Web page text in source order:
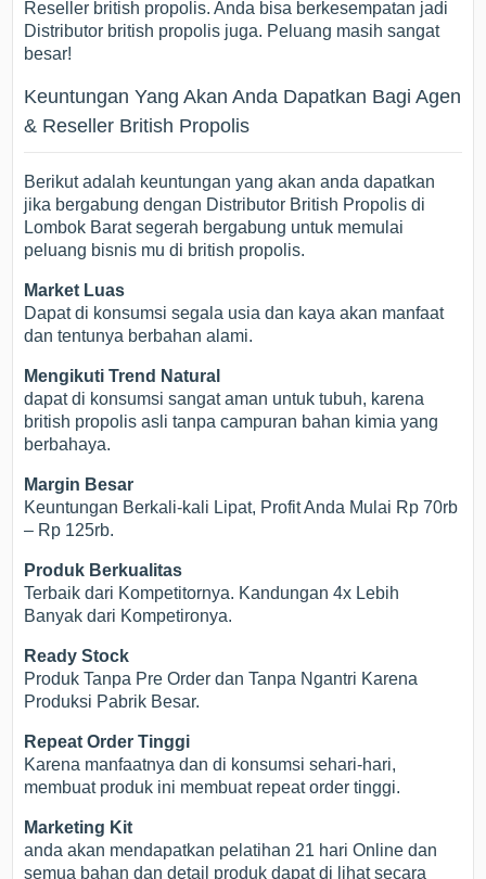
Reseller british propolis. Anda bisa berkesempatan jadi
Distributor british propolis juga. Peluang masih sangat
besar!
Keuntungan Yang Akan Anda Dapatkan Bagi Agen
& Reseller British Propolis
Berikut adalah keuntungan yang akan anda dapatkan
jika bergabung dengan Distributor British Propolis di
Lombok Barat segerah bergabung untuk memulai
peluang bisnis mu di british propolis.
Market Luas
Dapat di konsumsi segala usia dan kaya akan manfaat
dan tentunya berbahan alami.
Mengikuti Trend Natural
dapat di konsumsi sangat aman untuk tubuh, karena
british propolis asli tanpa campuran bahan kimia yang
berbahaya.
Margin Besar
Keuntungan Berkali-kali Lipat, Profit Anda Mulai Rp 70rb
– Rp 125rb.
Produk Berkualitas
Terbaik dari Kompetitornya. Kandungan 4x Lebih
Banyak dari Kompetironya.
Ready Stock
Produk Tanpa Pre Order dan Tanpa Ngantri Karena
Produksi Pabrik Besar.
Repeat Order Tinggi
Karena manfaatnya dan di konsumsi sehari-hari,
membuat produk ini membuat repeat order tinggi.
Marketing Kit
anda akan mendapatkan pelatihan 21 hari Online dan
semua bahan dan detail produk dapat di lihat secara